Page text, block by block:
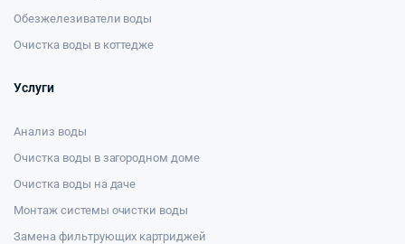
Обезжелезиватели воды
Очистка воды в коттедже
Услуги
Анализ воды
Очистка воды в загородном доме
Очистка воды на даче
Монтаж системы очистки воды
Замена фильтрующих картриджей